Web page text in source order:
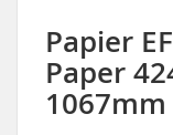
Papier
Paper
1067mm
Skip
to
the
beginning